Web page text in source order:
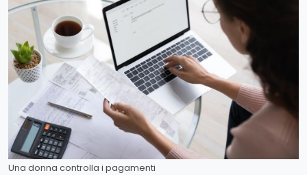
Una donna controlla i pagamenti